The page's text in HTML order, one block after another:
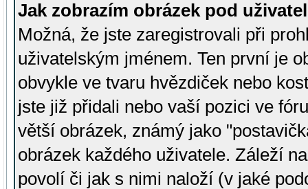
Jak zobrazím obrázek pod
Možná, že jste zaregistrovali při
uživatelským jménem. Ten první je
obvykle ve tvaru hvězdiček nebo
jste již přidali nebo vaší pozici ve
větší obrázek, známý jako
obrázek každého uživatele. Záleží
povolí či jak s nimi naloží (v jaké